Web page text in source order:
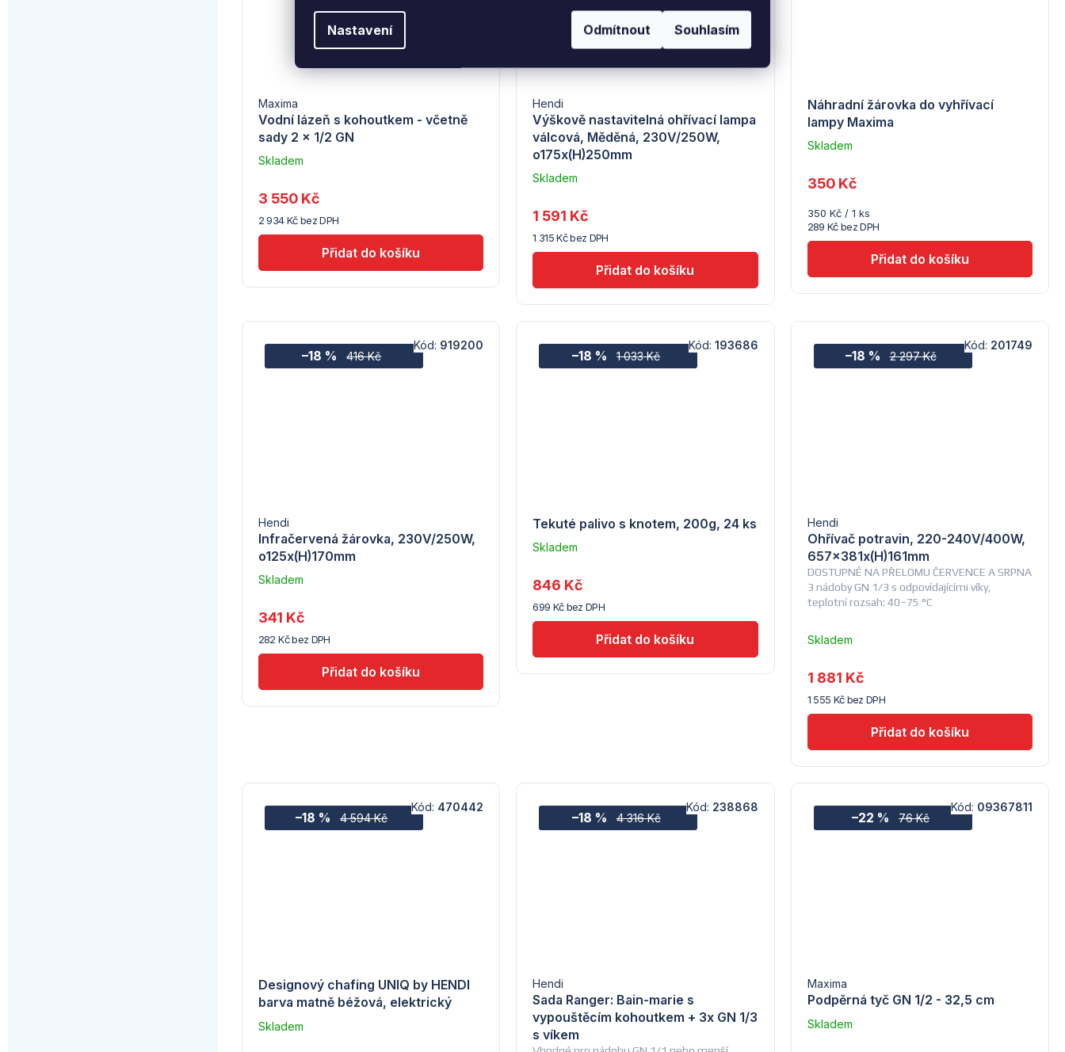
Nastavení Odmítnout Souhlasím
Vodní lázeň s kohoutkem - včetně
sady 2 x 1/2 GN
Maxima
z
5
hvězdiček.
Skladem
Troubsko
2 934 Kč bez DPH
3 550 Kč
Výškově nastavitelná ohřívací lampa
válcová, Měděná, 230V/250W,
o175x(H)250mm
Hendi
Skladem
Troubsko
1 315 Kč bez DPH
1 591 Kč
Náhradní žárovka do vyhřívací
lampy Maxima
Skladem
Troubsko
289 Kč bez DPH
350 Kč
Měrná
cena:
350 Kč / 1 ks
416 Kč
–18 %
Infračervená žárovka, 230V/250W,
o125x(H)170mm
Hendi
Skladem
Troubsko
282 Kč bez DPH
341 Kč
Kód: 919200
1 033 Kč
–18 %
Tekuté palivo s knotem, 200g, 24 ks
Skladem
Troubsko
699 Kč bez DPH
846 Kč
Kód: 193686
2 297 Kč
–18 %
DOSTUPNÉ NA PŘELOMU ČERVENCE A SRPNA
3 nádoby GN 1/3 s odpovídajícími víky,
teplotní rozsah: 40–75 °C
Ohřívač potravin, 220-240V/400W,
657x381x(H)161mm
Hendi
Skladem
Troubsko
1 555 Kč bez DPH
1 881 Kč
Kód: 201749
4 594 Kč
–18 %
Designový chafing UNIQ by HENDI
barva matně béžová, elektrický
Skladem
Kód: 470442
4 316 Kč
–18 %
Sada Ranger: Bain-marie s
vypouštěcím kohoutkem + 3x GN 1/3
s víkem
Hendi
Kód: 238868
76 Kč
–22 %
Podpěrná tyč GN 1/2 - 32,5 cm
Maxima
Skladem
Kód: 09367811